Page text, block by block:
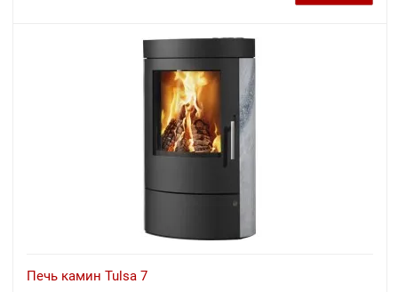
Печь камин Tulsa 7